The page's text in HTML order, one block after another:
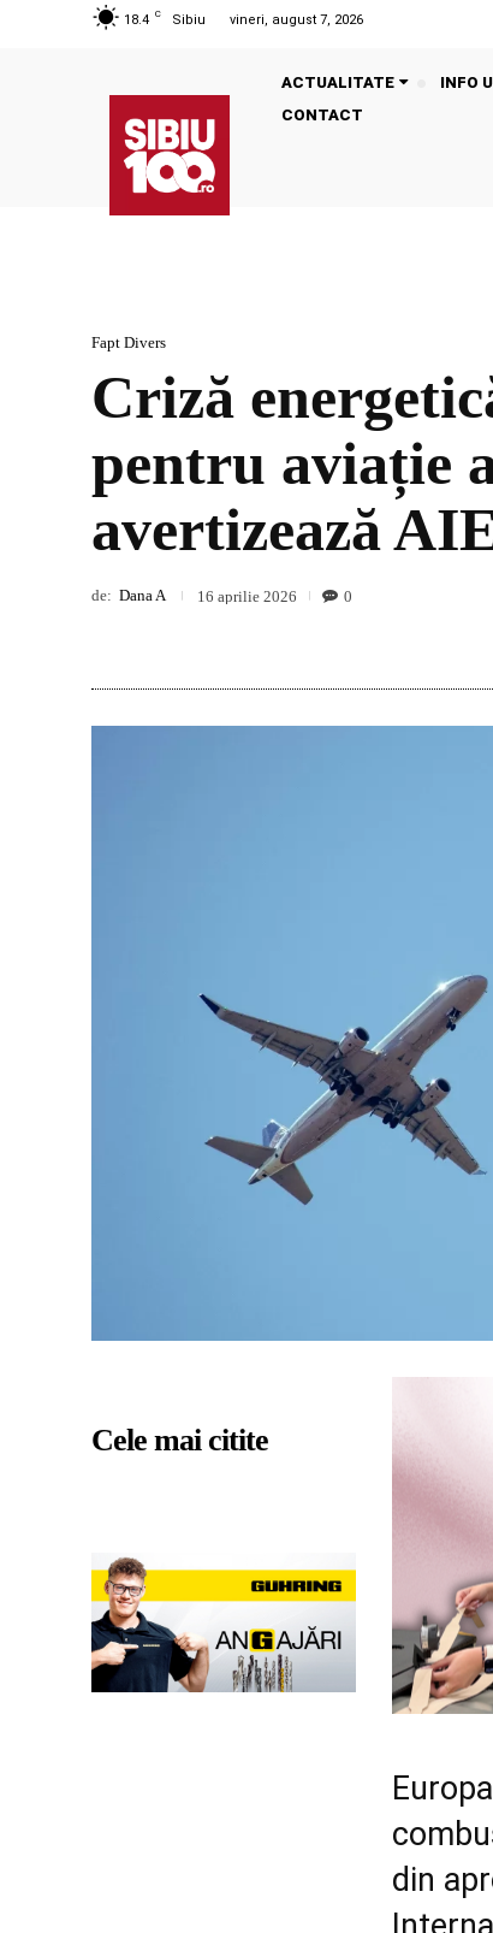
18.4 C Sibiu vineri, august 7, 2026
ACTUALITATE INFO
CONTACT
Fapt Divers
Criză
pentru aviație
avertizează
de: Dana A 16 aprilie 2026 0
Cele mai citite
din